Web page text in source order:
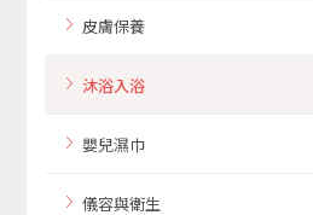
皮膚保養
沐浴入浴
嬰兒濕巾
儀容與衛生